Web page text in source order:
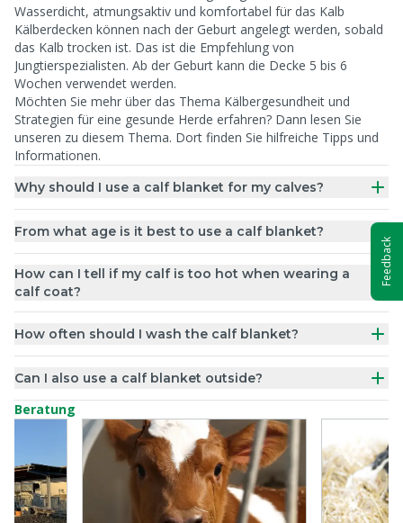
Wasserdicht, atmungsaktiv und komfortabel für das Kalb
Kälberdecken können nach der Geburt angelegt werden, sobald
das Kalb trocken ist. Das ist die Empfehlung von
Jungtierspezialisten. Ab der Geburt kann die Decke 5 bis 6
Wochen verwendet werden.
Möchten Sie mehr über das Thema Kälbergesundheit und
Strategien für eine gesunde Herde erfahren? Dann lesen Sie
unseren zu diesem Thema. Dort finden Sie hilfreiche Tipps und
Informationen.
Why should I use a calf blanket for my calves?
From what age is it best to use a calf blanket?
How can I tell if my calf is too hot when wearing a
calf coat?
How often should I wash the calf blanket?
Can I also use a calf blanket outside?
Beratung
Feedback